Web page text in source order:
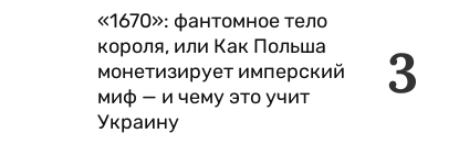
3
«1670»: фантомное тело
короля, или Как Польша
монетизирует имперский
миф — и чему это учит
Украину